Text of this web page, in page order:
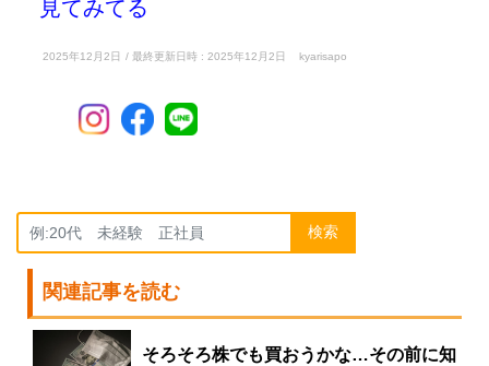
見てみてる
2025年12月2日 / 最終更新日時 : 2025年12月2日 kyarisapo
検索
関連記事を読む
そろそろ株でも買おうかな…その前に知